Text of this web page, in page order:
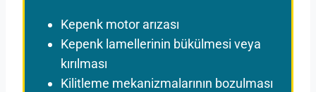
Kepenk motor arızası
Kepenk lamellerinin bükülmesi veya
kırılması
Kilitleme mekanizmalarının bozulması